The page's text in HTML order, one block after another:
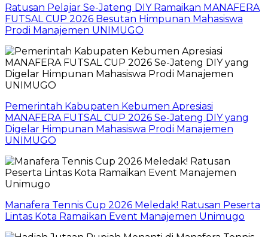
Ratusan Pelajar Se-Jateng DIY Ramaikan MANAFERA
FUTSAL CUP 2026 Besutan Himpunan Mahasiswa
Prodi Manajemen UNIMUGO
Pemerintah Kabupaten Kebumen Apresiasi
MANAFERA FUTSAL CUP 2026 Se-Jateng DIY yang
Digelar Himpunan Mahasiswa Prodi Manajemen
UNIMUGO
Manafera Tennis Cup 2026 Meledak! Ratusan Peserta
Lintas Kota Ramaikan Event Manajemen Unimugo